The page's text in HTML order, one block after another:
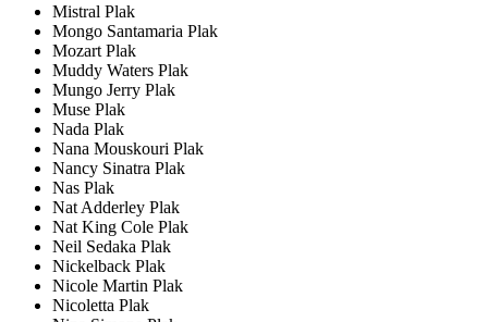
Mistral Plak
Mongo Santamaria Plak
Mozart Plak
Muddy Waters Plak
Mungo Jerry Plak
Muse Plak
Nada Plak
Nana Mouskouri Plak
Nancy Sinatra Plak
Nas Plak
Nat Adderley Plak
Nat King Cole Plak
Neil Sedaka Plak
Nickelback Plak
Nicole Martin Plak
Nicoletta Plak